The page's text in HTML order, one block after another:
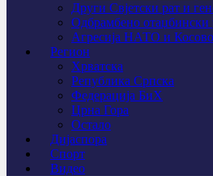
Други Свјетски рат и
Одбрамбено отаџбински
Агресија НАТО и
Регион
Хрватска
Република Српска
Федерација БиХ
Црна Гора
Остало
Дијаспора
Спорт
Видео